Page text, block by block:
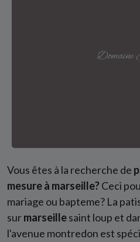
Vous êtes à la recherche de
mesure à marseille?Ceci
mariage ou bapteme? La
surmarseillesaint loup et
l'avenue montredon est